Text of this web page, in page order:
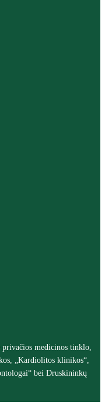
privačios medicinos tinklo,
„Kardiolitos klinikos“,
bei Druskininkų